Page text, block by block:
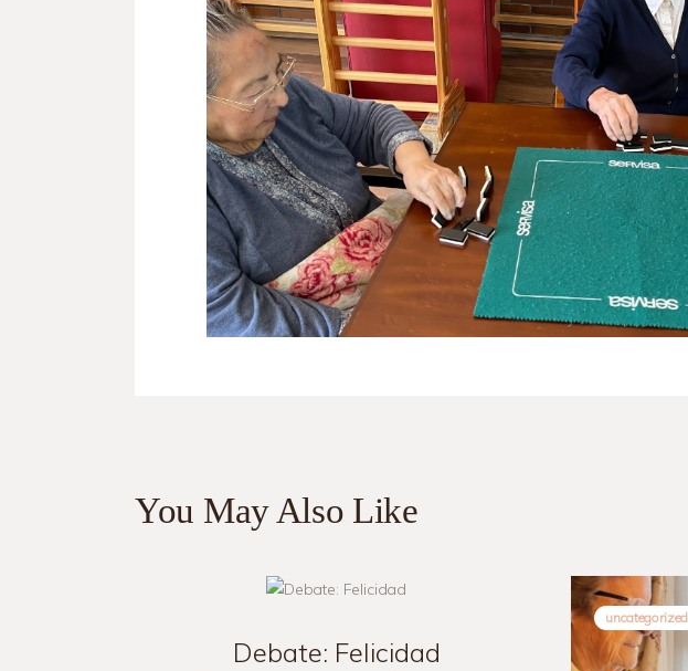
You May Also Like
Debate: Felicidad
uncategorized